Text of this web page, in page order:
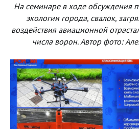
На семинаре в ходе обсуждения
экологии города, свалок,
воздействия авиационной
числа ворон. Автор фото: